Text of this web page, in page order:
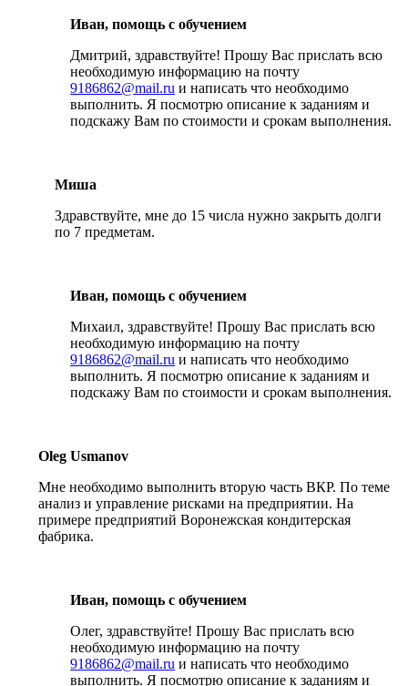
Иван, помощь с обучением
Дмитрий, здравствуйте! Прошу Вас прислать всю
необходимую информацию на почту
9186862@mail.ru и написать что необходимо
выполнить. Я посмотрю описание к заданиям и
подскажу Вам по стоимости и срокам выполнения.
Миша
Здравствуйте, мне до 15 числа нужно закрыть долги
по 7 предметам.
Иван, помощь с обучением
Михаил, здравствуйте! Прошу Вас прислать всю
необходимую информацию на почту
9186862@mail.ru и написать что необходимо
выполнить. Я посмотрю описание к заданиям и
подскажу Вам по стоимости и срокам выполнения.
Oleg Usmanov
Мне необходимо выполнить вторую часть ВКР. По теме
анализ и управление рисками на предприятии. На
примере предприятий Воронежская кондитерская
фабрика.
Иван, помощь с обучением
Олег, здравствуйте! Прошу Вас прислать всю
необходимую информацию на почту
9186862@mail.ru и написать что необходимо
выполнить. Я посмотрю описание к заданиям и